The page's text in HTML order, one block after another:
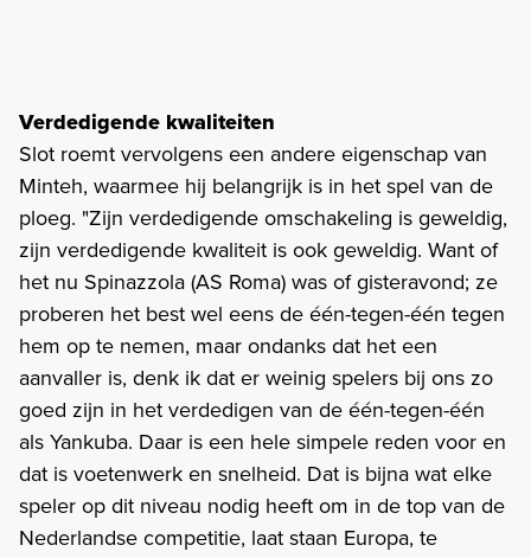
Verdedigende kwaliteiten
Slot roemt vervolgens een andere eigenschap van
Minteh, waarmee hij belangrijk is in het spel van de
ploeg. "Zijn verdedigende omschakeling is geweldig,
zijn verdedigende kwaliteit is ook geweldig. Want of
het nu Spinazzola (AS Roma) was of gisteravond; ze
proberen het best wel eens de één-tegen-één tegen
hem op te nemen, maar ondanks dat het een
aanvaller is, denk ik dat er weinig spelers bij ons zo
goed zijn in het verdedigen van de één-tegen-één
als Yankuba. Daar is een hele simpele reden voor en
dat is voetenwerk en snelheid. Dat is bijna wat elke
speler op dit niveau nodig heeft om in de top van de
Nederlandse competitie, laat staan Europa, te